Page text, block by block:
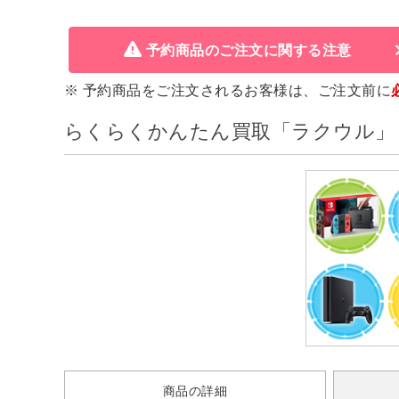
予約商品のご注文に関する注意
※ 予約商品をご注文されるお客様は、ご注文前に
らくらくかんたん買取「ラクウル」
商品の詳細